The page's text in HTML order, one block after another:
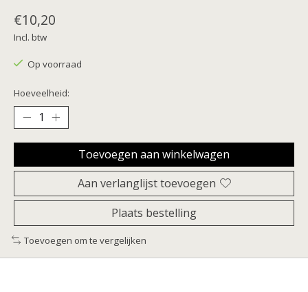
€10,20
Incl. btw
Op voorraad
Hoeveelheid:
Toevoegen aan winkelwagen
Aan verlanglijst toevoegen
Plaats bestelling
Toevoegen om te vergelijken